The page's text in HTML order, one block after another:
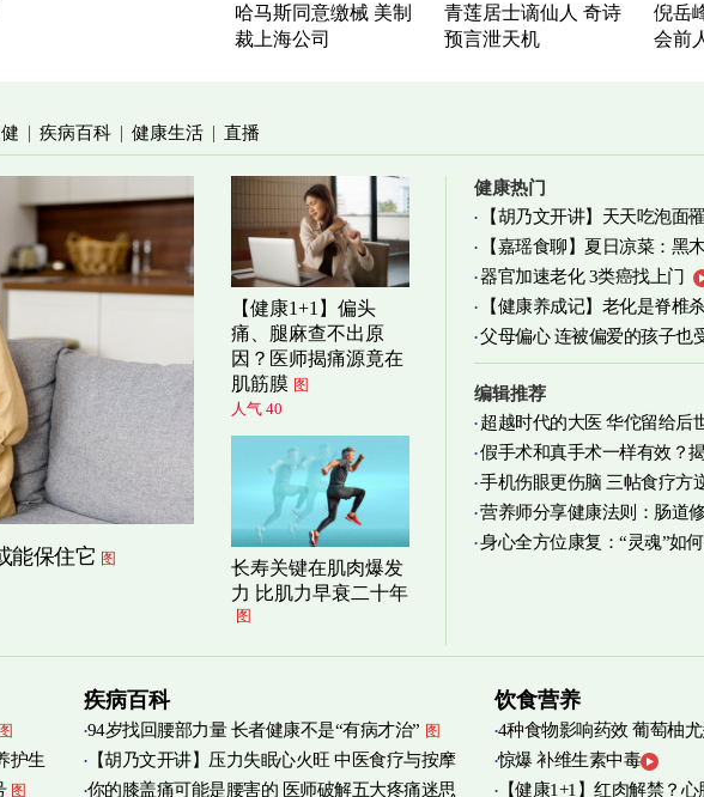
哈马斯同意缴械 美制
裁上海公司
青莲居士谪仙人 奇诗
预言泄天机
倪岳
会前
| 疾病百科 | 健康生活 | 直播
能保住它 图
【健康1+1】偏头
痛、腿麻查不出原
因？医师揭痛源竟在
肌筋膜 图
人气 40
长寿关键在肌肉爆发
力 比肌力早衰二十年
图
健康热门
【胡乃文开讲】天天吃泡面
加物真相
【嘉瑶食聊】夏日凉菜：黑
清爽养心 图
器官加速老化 3类癌找上门
【健康养成记】老化是脊椎
减缓
父母偏心 连被偏爱的孩子也
编辑推荐
超越时代的大医 华佗留给后
假手术和真手术一样有效？
手机伤眼更伤脑 三帖食疗方
营养师分享健康法则：肠道
实践 图
身心全方位康复：“灵魂”如
图
护生
图
疾病百科
94岁找回腰部力量 长者健康不是“有病才治” 图
【胡乃文开讲】压力失眠心火旺 中医食疗与按摩
自救
你的膝盖痛可能是腰害的 医师破解五大疼痛迷思
饮食营养
4种食物影响药效 葡萄柚
惊爆 补维生素中毒
【健康1+1】红肉解禁？